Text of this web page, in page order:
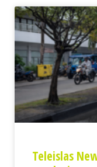
Teleislas